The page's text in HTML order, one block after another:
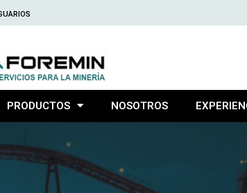
PRODUCTOS NOSOTROS